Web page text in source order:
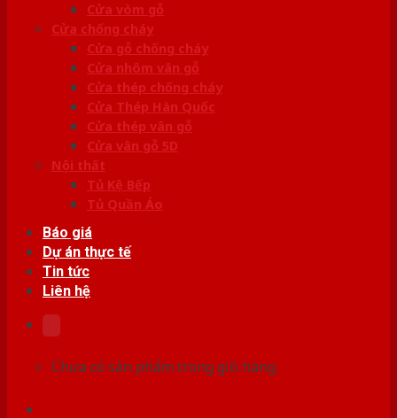
Cửa vòm gỗ
Cửa chống cháy
Cửa gỗ chống cháy
Cửa nhôm vân gỗ
Cửa thép chống cháy
Cửa Thép Hàn Quốc
Cửa thép vân gỗ
Cửa vân gỗ 5D
Nội thất
Tủ Kệ Bếp
Tủ Quần Áo
Báo giá
Dự án thực tế
Tin tức
Liên hệ
Chưa có sản phẩm trong giỏ hàng.